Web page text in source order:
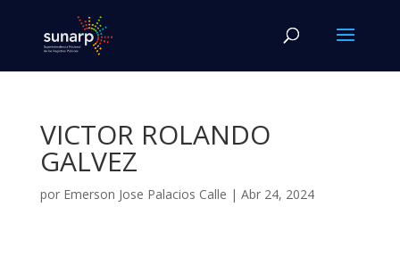
VICTOR ROLANDO
GALVEZ
por Emerson Jose Palacios Calle | Abr 24, 2024